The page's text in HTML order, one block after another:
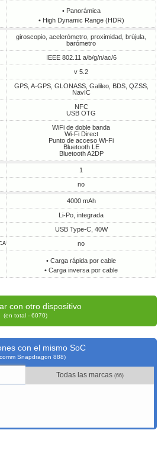
• Panorámica
• High Dynamic Range (HDR)
giroscopio, acelerómetro, proximidad, brújula,
barómetro
IEEE 802.11 a/b/g/n/ac/6
v 5.2
GPS, A-GPS, GLONASS, Galileo, BDS, QZSS,
NavIC
NFC
USB OTG
WiFi de doble banda
Wi-Fi Direct
Punto de acceso Wi-Fi
Bluetooth LE
Bluetooth A2DP
1
no
4000 mAh
Li-Po, integrada
USB Type-C, 40W
no
• Carga rápida por cable
• Carga inversa por cable
con otro dispositivo
(en total - 6070)
con el mismo SoC
Snapdragon 888)
Todas las marcas (66)